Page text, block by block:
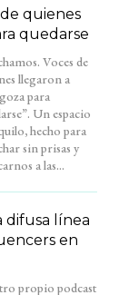
quienes
quedarse
a las...
difusa línea
en